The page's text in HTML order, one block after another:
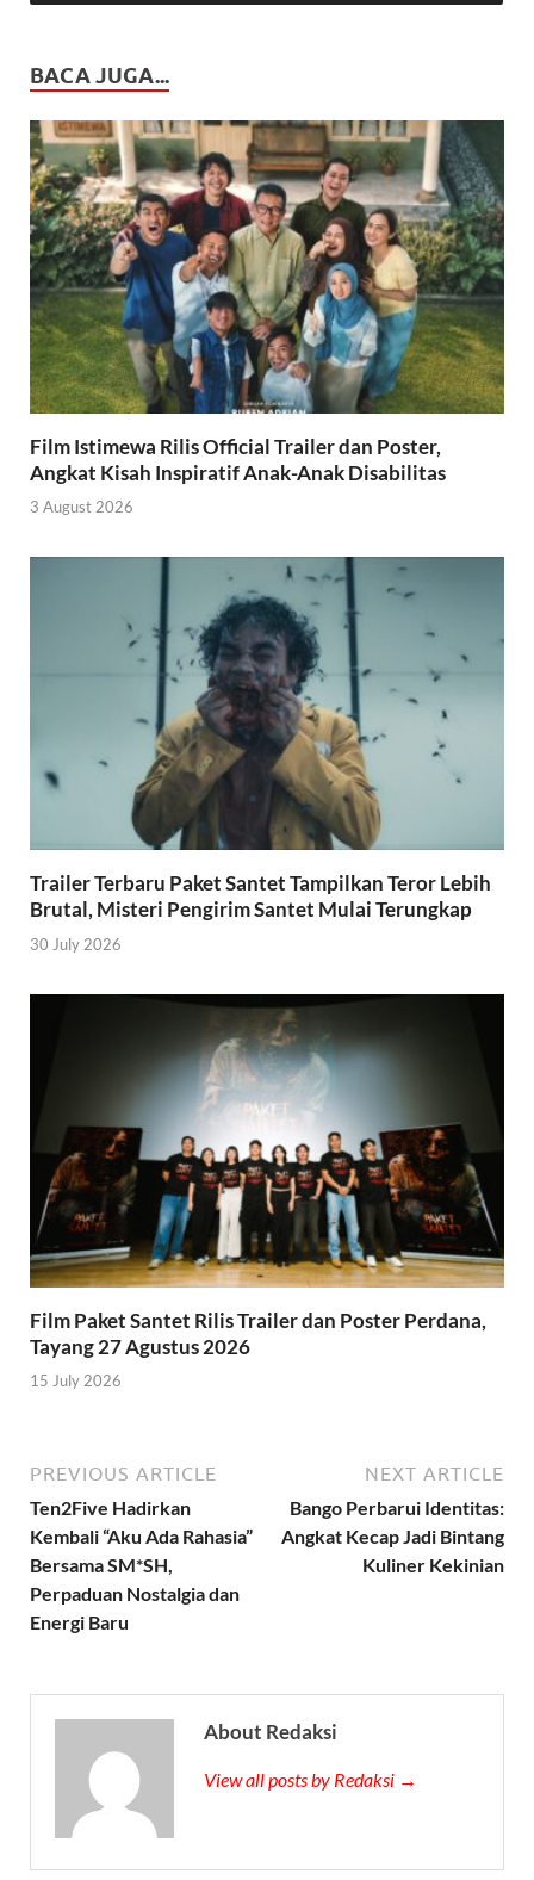
BACA JUGA...
Film Istimewa Rilis Official Trailer dan Poster,
Angkat Kisah Inspiratif Anak-Anak Disabilitas
3 August 2026
Trailer Terbaru Paket Santet Tampilkan Teror Lebih
Brutal, Misteri Pengirim Santet Mulai Terungkap
30 July 2026
Film Paket Santet Rilis Trailer dan Poster Perdana,
Tayang 27 Agustus 2026
15 July 2026
PREVIOUS ARTICLE
Ten2Five Hadirkan
Kembali “Aku Ada Rahasia”
Bersama SM*SH,
Perpaduan Nostalgia dan
Energi Baru
NEXT ARTICLE
Bango Perbarui Identitas:
Angkat Kecap Jadi Bintang
Kuliner Kekinian
About Redaksi
View all posts by Redaksi →